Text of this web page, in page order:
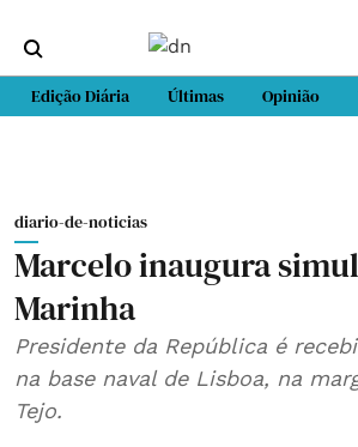
Edição Diária Últimas Opinião
diario-de-noticias
Marcelo inaugura
Marinha
Presidente da República é
na base naval de Lisboa, na
Tejo.